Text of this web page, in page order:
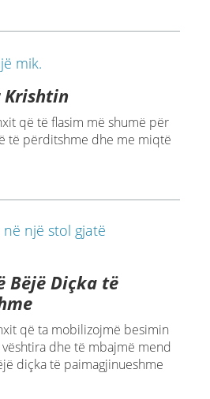
Krishtin
që të flasim më shumë për
të përditshme dhe me miqtë
Bëjë Diçka të
që ta mobilizojmë besimin
dhe të mbajmë mend
diçka të paimagjinueshme